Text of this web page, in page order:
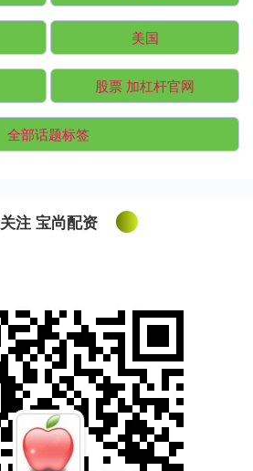
美国
股票 加杠杆官网
全部话题标签
关注 宝尚配资